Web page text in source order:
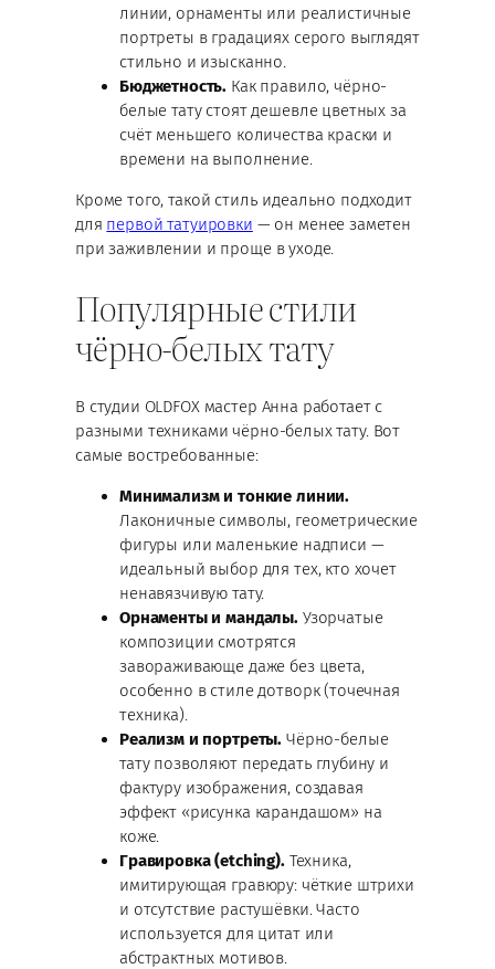
линии, орнаменты или реалистичные
портреты в градациях серого выглядят
стильно и изысканно.
Бюджетность. Как правило, чёрно-
белые тату стоят дешевле цветных за
счёт меньшего количества краски и
времени на выполнение.
Кроме того, такой стиль идеально подходит
для первой татуировки — он менее заметен
при заживлении и проще в уходе.
Популярные стили
чёрно-белых тату
В студии OLDFOX мастер Анна работает с
разными техниками чёрно-белых тату. Вот
самые востребованные:
Минимализм и тонкие линии.
Лаконичные символы, геометрические
фигуры или маленькие надписи —
идеальный выбор для тех, кто хочет
ненавязчивую тату.
Орнаменты и мандалы. Узорчатые
композиции смотрятся
завораживающе даже без цвета,
особенно в стиле дотворк (точечная
техника).
Реализм и портреты. Чёрно-белые
тату позволяют передать глубину и
фактуру изображения, создавая
эффект «рисунка карандашом» на
коже.
Гравировка (etching).Техника,
имитирующая гравюру: чёткие штрихи
и отсутствие растушёвки. Часто
используется для цитат или
абстрактных мотивов.